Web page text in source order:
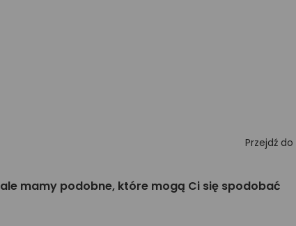
Przejdź do
ale mamy podobne, które mogą Ci się spodobać